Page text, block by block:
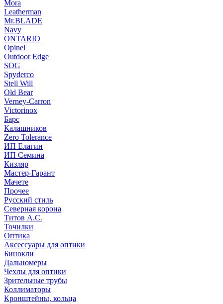
Mora
Leatherman
Mr.BLADE
Navy
ONTARIO
Opinel
Outdoor Edge
SOG
Spyderco
Stell Will
Old Bear
Verney-Carron
Victorinox
Барс
Калашников
Zero Tolerance
ИП Елагин
ИП Семина
Кизляр
Мастер-Гарант
Мачете
Прочее
Русский стиль
Северная корона
Титов А.С.
Точилки
Оптика
Аксессуары для оптики
Бинокли
Дальномеры
Чехлы для оптики
Зрительные трубы
Коллиматоры
Кронштейны, кольца